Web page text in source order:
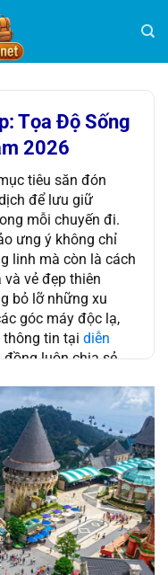
Tọa Độ Sống
2026
tiêu săn đón
để lưu giữ
mỗi chuyến đi.
ưng ý không chỉ
linh mà còn là cách
vẻ đẹp thiên
bỏ lỡ những xu
góc máy độc lạ,
thông tin tại diễn
luôn chia sẻ
từng bối cảnh cụ
đẹp hùng vĩ của
danh sách các
ý hoàn hảo cho